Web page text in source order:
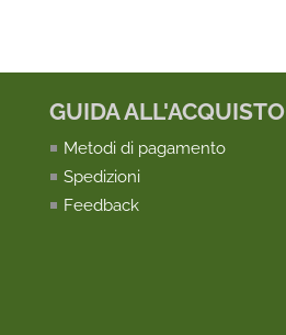
GUIDA ALL'ACQUISTO
Metodi di pagamento
Spedizioni
Feedback